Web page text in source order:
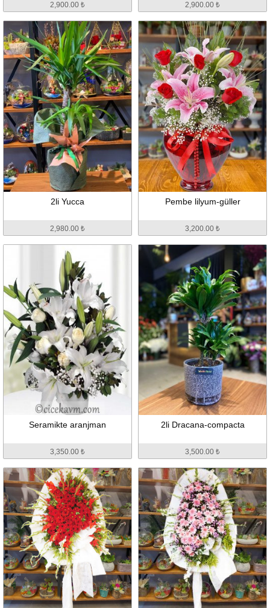
2,900.00 ₺ 2,900.00 ₺
2li Yucca
2,980.00 ₺
Pembe lilyum-güller
3,200.00 ₺
Seramikte aranjman
3,350.00 ₺
2li Dracana-compacta
3,500.00 ₺